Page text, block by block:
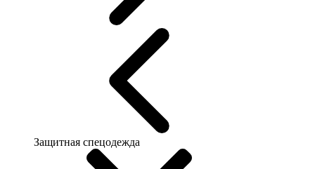
Защитная спецодежда